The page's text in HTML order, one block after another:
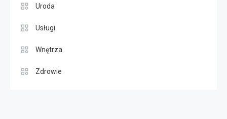
Uroda
Usługi
Wnętrza
Zdrowie